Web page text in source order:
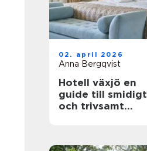
02. april 2026
Anna Bergqvist
Hotell växjö en
guide till smidigt
och trivsamt